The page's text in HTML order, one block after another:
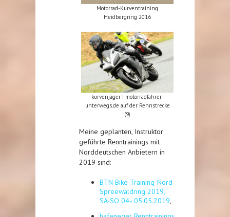
Motorrad-Kurventraining
Heidbergring 2016
kurvenjäger | motorradfahrer-
unterwegs.de auf der Rennstrecke
(9)
Meine geplanten, Instruktor
geführte Renntrainings mit
Norddeutschen Anbietern in
2019 sind:
BTN Bike-Training-Nord
Spreewaldring 2019,
SA-SO 04.- 05.05.2019,